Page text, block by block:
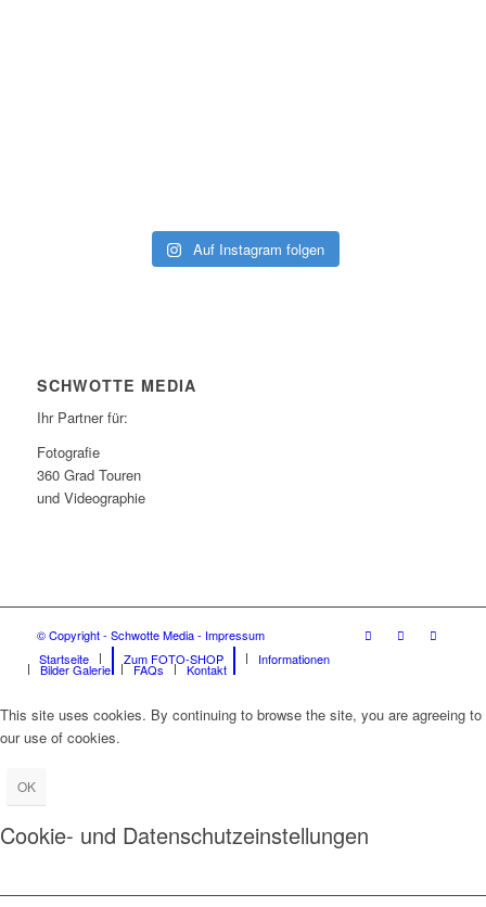
Auf Instagram folgen
SCHWOTTE MEDIA
Ihr Partner für:
Fotografie
360 Grad Touren
und Videographie
© Copyright - Schwotte Media - Impressum
Startseite
Zum FOTO-SHOP Informationen
Bilder Galerie FAQs Kontakt
This site uses cookies. By continuing to browse the site, you are agreeing to
our use of cookies.
OK
Cookie- und Datenschutzeinstellungen